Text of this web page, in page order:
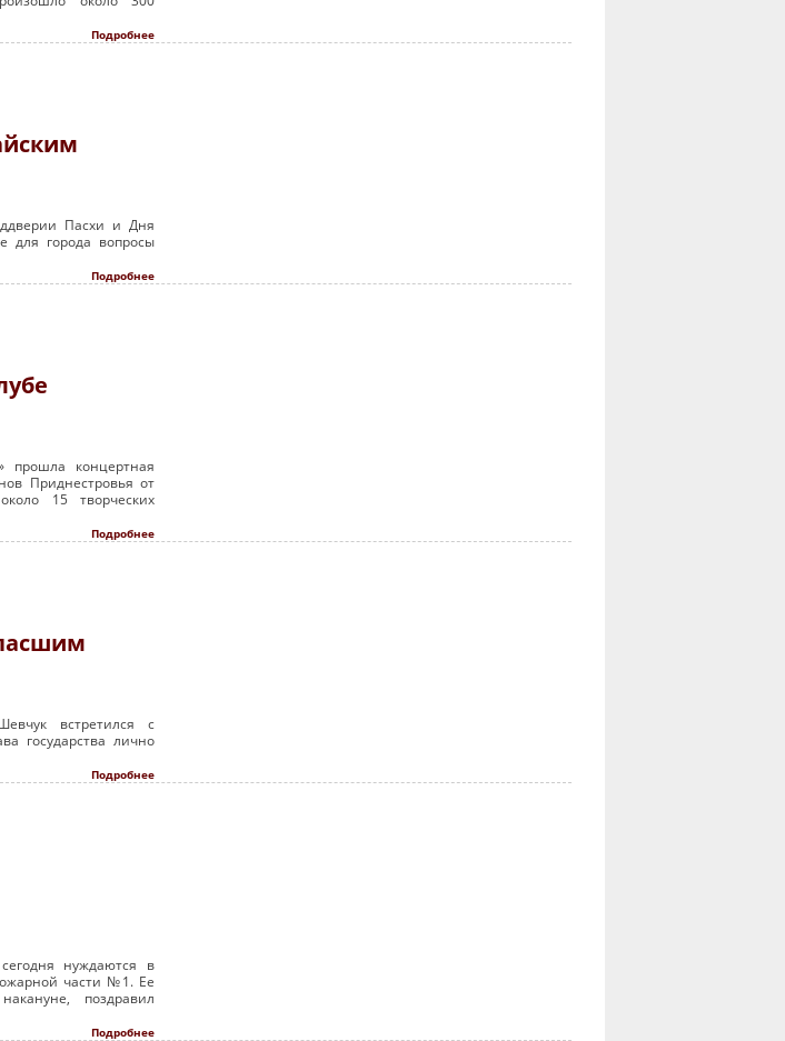
Подробнее
Пасхи и Дня
для города вопросы
Подробнее
прошла концертная
Приднестровья от
15 творческих
Подробнее
встретился с
государства лично
Подробнее
нуждаются в
части №1. Ее
поздравил
Подробнее